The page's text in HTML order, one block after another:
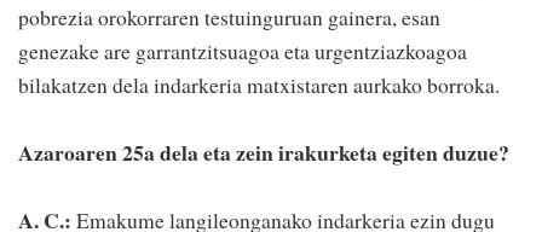
pobrezia orokorraren testuinguruan gainera, esan
genezake are garrantzitsuagoa eta urgentziazkoagoa
bilakatzen dela indarkeria matxistaren aurkako borroka.
Azaroaren 25a dela eta zein irakurketa egiten duzue?
A. C.: Emakume langileonganako indarkeria ezin dugu